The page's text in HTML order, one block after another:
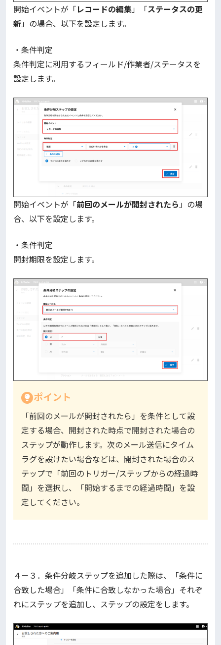
開始イベントが「レコードの編集」「ステータスの更
新」の場合、以下を設定します。
・条件判定
条件判定に利用するフィールド/作業者/ステータスを
設定します。
開始イベントが「前回のメールが開封されたら 」の場
合、以下を設定します。
・条件判定
開封期限を設定します。
ポイント
「前回のメールが開封されたら」を条件として設
定する場合、開封された時点で開封された場合の
ステップが動作します。次のメール送信にタイム
ラグを設けたい場合などは、開封された場合のス
テップで「前回のトリガー/ステップからの経過時
間」を選択し、「開始するまでの経過時間」を設
定してください。
４－３．条件分岐ステップを追加した際は、「条件に
合致した場合」「条件に合致しなかった場合」それぞ
れにステップを追加し、ステップの設定をします。